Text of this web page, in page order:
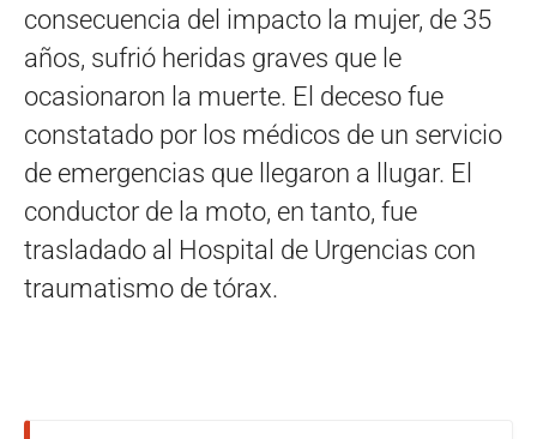
consecuencia del impacto la mujer, de 35
años, sufrió heridas graves que le
ocasionaron la muerte. El deceso fue
constatado por los médicos de un servicio
de emergencias que llegaron a llugar. El
conductor de la moto, en tanto, fue
trasladado al Hospital de Urgencias con
traumatismo de tórax.